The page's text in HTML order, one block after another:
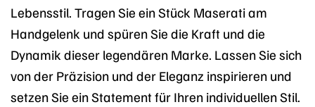
Lebensstil. Tragen Sie ein Stück Maserati am
Handgelenk und spüren Sie die Kraft und die
Dynamik dieser legendären Marke. Lassen Sie sich
von der Präzision und der Eleganz inspirieren und
setzen Sie ein Statement für Ihren individuellen Stil.